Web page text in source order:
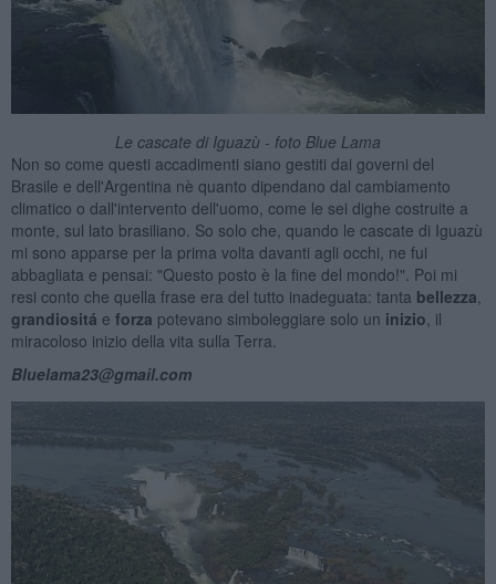
Le cascate di Iguazù - foto Blue Lama
Non so come questi accadimenti siano gestiti dai governi del
Brasile e dell'Argentina nè quanto dipendano dal cambiamento
climatico o dall'intervento dell'uomo, come le sei dighe costruite a
monte, sul lato brasiliano. So solo che, quando le cascate di Iguazù
mi sono apparse per la prima volta davanti agli occhi, ne fui
abbagliata e pensai: "Questo posto è la fine del mondo!". Poi mi
resi conto che quella frase era del tutto inadeguata: tanta bellezza
grandiositá e forza potevano simboleggiare solo un inizio , il
miracoloso inizio della vita sulla Terra.
Bluelama23@gmail.com